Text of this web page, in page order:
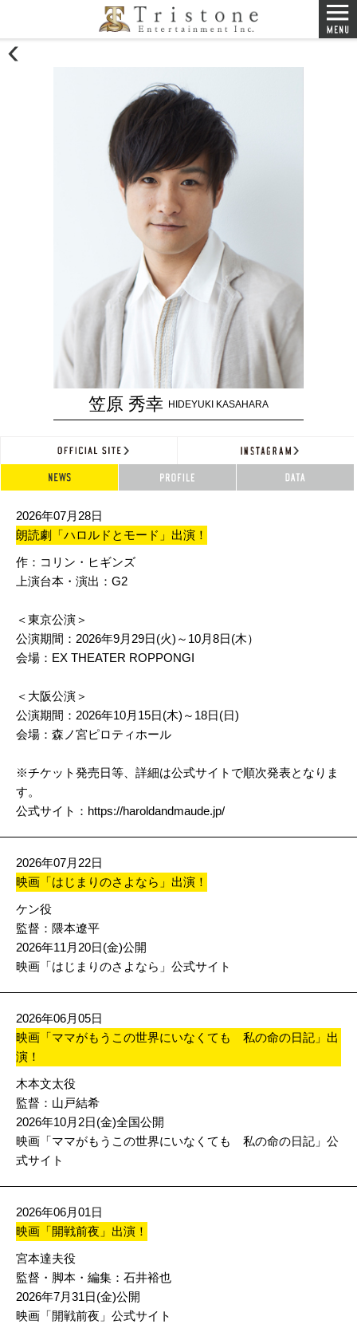
笠原 秀幸 HIDEYUKI KASAHARA
2026年07月28日
朗読劇「ハロルドとモード」出演！
作：コリン・ヒギンズ
上演台本・演出：G2
＜東京公演＞
公演期間：2026年9月29日(火)～10月8日(木）
会場：EX THEATER ROPPONGI
＜大阪公演＞
公演期間：2026年10月15日(木)～18日(日)
会場：森ノ宮ピロティホール
※チケット発売日等、詳細は公式サイトで順次発表となりま
す。
公式サイト： https://haroldandmaude.jp/
2026年07月22日
映画「はじまりのさよなら」出演！
ケン役
監督：隈本遼平
2026年11月20日(金)公開
映画「はじまりのさよなら」公式サイト
2026年06月05日
映画「ママがもうこの世界にいなくても 私の命の日記」出
演！
木本文太役
監督：山戸結希
2026年10月2日(金)全国公開
映画「ママがもうこの世界にいなくても 私の命の日記」公
式サイト
2026年06月01日
映画「開戦前夜」出演！
宮本達夫役
監督・脚本・編集：石井裕也
2026年7月31日(金)公開
映画「開戦前夜」公式サイト